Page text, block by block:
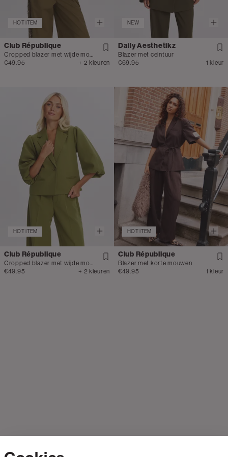
HOT ITEM
Club République
€49.95
+ 2 kleuren
NEW
Daily Aesthetikz
Blazer met ceintuur
€69.95
1 kleur
HOT ITEM
Club République
Cropped blazer met wijde mouwen
€49.95
+ 2 kleuren
HOT ITEM
Club République
Blazer met korte mouwen
€49.95
1 kleur